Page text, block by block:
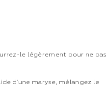
le légèrement pour ne pas
d’une maryse, mélangez le